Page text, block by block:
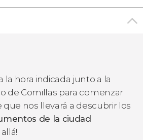
la hora indicada junto a la
de Comillas para comenzar
que nos llevará a descubrir los
de la ciudad
allá!